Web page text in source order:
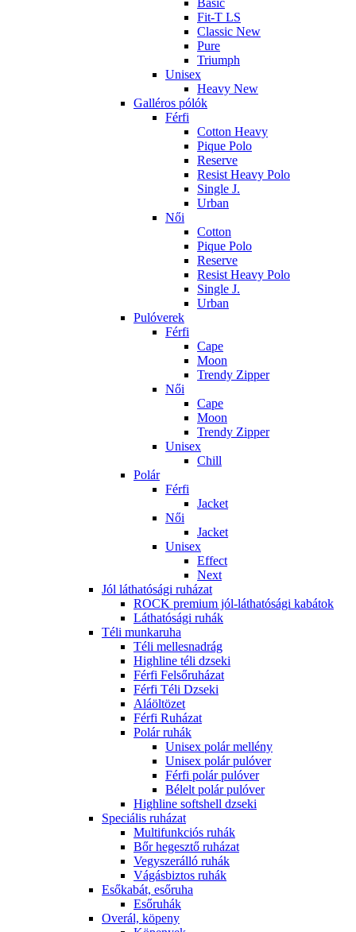
Basic
Fit-T LS
Classic New
Pure
Triumph
Unisex
Heavy New
Galléros pólók
Férfi
Cotton Heavy
Pique Polo
Reserve
Resist Heavy Polo
Single J.
Urban
Női
Cotton
Pique Polo
Reserve
Resist Heavy Polo
Single J.
Urban
Pulóverek
Férfi
Cape
Moon
Trendy Zipper
Női
Cape
Moon
Trendy Zipper
Unisex
Chill
Polár
Férfi
Jacket
Női
Jacket
Unisex
Effect
Next
Jól láthatósági ruházat
ROCK premium jól-láthatósági kabátok
Láthatósági ruhák
Téli munkaruha
Téli mellesnadrág
Highline téli dzseki
Férfi Felsőruházat
Férfi Téli Dzseki
Aláöltözet
Férfi Ruházat
Polár ruhák
Unisex polár mellény
Unisex polár pulóver
Férfi polár pulóver
Bélelt polár pulóver
Highline softshell dzseki
Speciális ruházat
Multifunkciós ruhák
Bőr hegesztő ruházat
Vegyszerálló ruhák
Vágásbiztos ruhák
Esőkabát, esőruha
Esőruhák
Overál, köpeny